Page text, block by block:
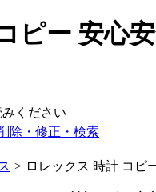
ピー 安心
みください
除・修正・検索
> ロレックス 時計 コピ